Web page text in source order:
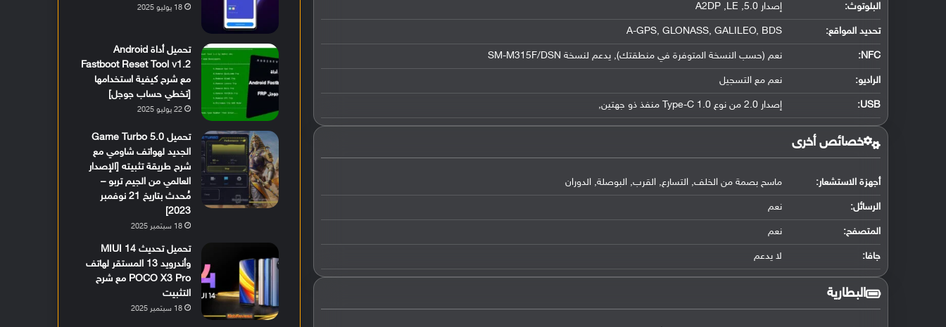
البلوتوث: إصدار 5.0, A2DP ,LE
تحديد المواقع:
A-GPS, GLONASS, GALILEO, BDS
NFC
: نعم (حسب النسخة المتوفرة في منطقتك), يدعم لنسخة SM-M315F/DSN
الراديو: نعم مع التسجيل
USB
: إصدار 2.0 من نوع Type-C 1.0 منفذ ذو جهتين,
خصائص أخرى
أجهزة الاستشعار: ماسح بصمة من الخلف, التسارع, القرب, البوصلة, الدوران
الرسائل: نعم
المتصفح: نعم
جافا: لا يدعم
البطارية
18 يوليو 2025
تحميل أداة Android
Fastboot Reset Tool v1.2
مع شرح كيفية استخدامها
[تخطي حساب جوجل]
22 يوليو 2025
تحميل Game Turbo 5.0
الجديد لهواتف شاومي مع
شرح طريقة تثبيته [الإصدار
العالمي من الجيم تربو –
مُحدث بتاريخ 21 نوفمبر
2023]
18 سبتمبر 2025
تحميل تحديث MIUI 14
وأندرويد 13 المستقر لهاتف
POCO X3 Pro مع شرح
التثبيت
18 سبتمبر 2025